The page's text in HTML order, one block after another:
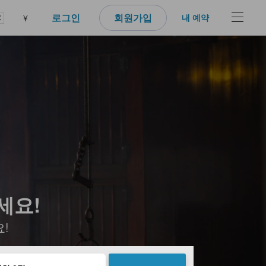
¥ 로그인 회원가입 내 예약
요!
!